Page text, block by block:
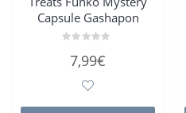
Capsule Gashapon
mit
7,99€